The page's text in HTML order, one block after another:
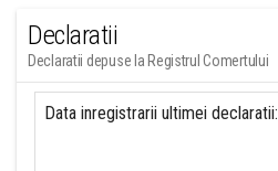
Declaratii
Declaratii depuse la Registrul Comertului
Data inregistrarii ultimei declaratii: